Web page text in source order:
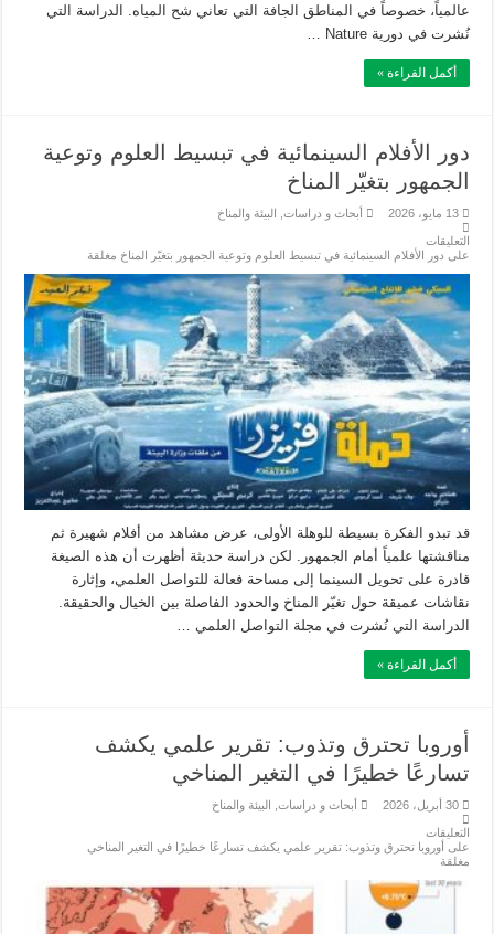
عالمياً، خصوصاً في المناطق الجافة التي تعاني شح المياه. الدراسة التي
نُشرت في دورية Nature …
أكمل القراءة »
دور الأفلام السينمائية في تبسيط العلوم وتوعية
الجمهور بتغيّر المناخ
13 مايو، 2026 أبحاث و دراسات البيئة والمناخ
التعليقات
على دور الأفلام السينمائية في تبسيط العلوم وتوعية الجمهور بتغيّر المناخ مغلقة
قد تبدو الفكرة بسيطة للوهلة الأولى، عرض مشاهد من أفلام شهيرة ثم
مناقشتها علمياً أمام الجمهور. لكن دراسة حديثة أظهرت أن هذه الصيغة
قادرة على تحويل السينما إلى مساحة فعالة للتواصل العلمي، وإثارة
نقاشات عميقة حول تغيّر المناخ والحدود الفاصلة بين الخيال والحقيقة.
الدراسة التي نُشرت في مجلة التواصل العلمي …
أكمل القراءة »
أوروبا تحترق وتذوب: تقرير علمي يكشف
تسارعًا خطيرًا في التغير المناخي
30 أبريل، 2026 أبحاث و دراسات البيئة والمناخ
التعليقات
على أوروبا تحترق وتذوب: تقرير علمي يكشف تسارعًا خطيرًا في التغير المناخي
مغلقة